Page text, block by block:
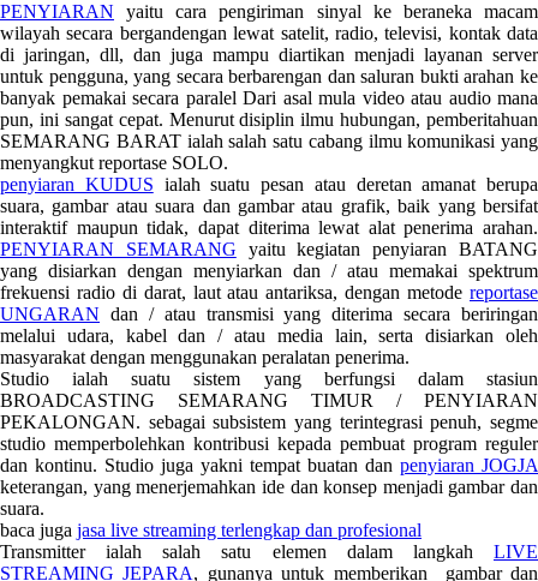
PENYIARAN yaitu cara pengiriman sinyal ke beraneka macam
wilayah secara bergandengan lewat satelit, radio, televisi, kontak data
di jaringan, dll, dan juga mampu diartikan menjadi layanan server
untuk pengguna, yang secara berbarengan dan saluran bukti arahan ke
banyak pemakai secara paralel Dari asal mula video atau audio mana
pun, ini sangat cepat. Menurut disiplin ilmu hubungan, pemberitahuan
SEMARANG BARAT ialah salah satu cabang ilmu komunikasi yang
menyangkut reportase SOLO.
penyiaran KUDUS ialah suatu pesan atau deretan amanat berupa
suara, gambar atau suara dan gambar atau grafik, baik yang bersifat
interaktif maupun tidak, dapat diterima lewat alat penerima arahan.
PENYIARAN SEMARANG yaitu kegiatan penyiaran BATANG
yang disiarkan dengan menyiarkan dan / atau memakai spektrum
frekuensi radio di darat, laut atau antariksa, dengan metode reportase
UNGARAN dan / atau transmisi yang diterima secara beriringan
melalui udara, kabel dan / atau media lain, serta disiarkan oleh
masyarakat dengan menggunakan peralatan penerima.
Studio ialah suatu sistem yang berfungsi dalam stasiun
BROADCASTING SEMARANG TIMUR / PENYIARAN
PEKALONGAN. sebagai subsistem yang terintegrasi penuh, segme
studio memperbolehkan kontribusi kepada pembuat program reguler
dan kontinu. Studio juga yakni tempat buatan dan penyiaran JOGJA
keterangan, yang menerjemahkan ide dan konsep menjadi gambar dan
suara.
baca juga jasa live streaming terlengkap dan profesional
Transmitter ialah salah satu elemen dalam langkah LIVE
STREAMING JEPARA, gunanya untuk memberikan gambar dan